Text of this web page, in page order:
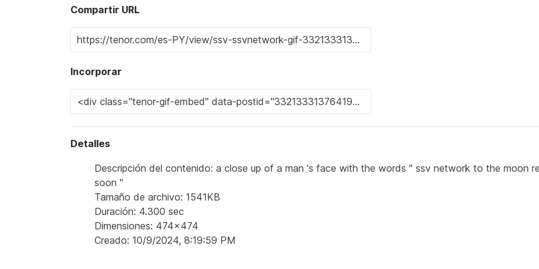
Compartir URL
Incorporar
Detalles
Descripción del contenido: a close up of a man 's face with the words " ssv network to the moon
soon "
Tamaño de archivo: 1541KB
Duración: 4.300 sec
Dimensiones: 474x474
Creado: 10/9/2024, 8:19:59 PM